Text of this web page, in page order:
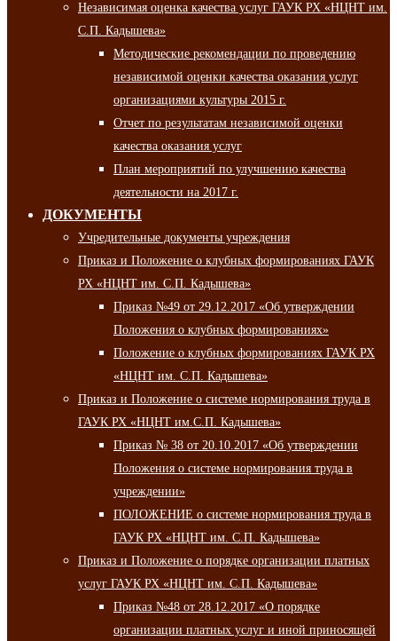
Независимая оценка качества услуг ГАУК РХ «НЦНТ им.
С.П. Кадышева»
Методические рекомендации по проведению
независимой оценки качества оказания услуг
организациями культуры 2015 г.
Отчет по результатам независимой оценки
качества оказания услуг
План мероприятий по улучшению качества
деятельности на 2017 г.
ДОКУМЕНТЫ
Учредительные документы учреждения
Приказ и Положение о клубных формированиях ГАУК
РХ «НЦНТ им. С.П. Кадышева»
Приказ №49 от 29.12.2017 «Об утверждении
Положения о клубных формированиях»
Положение о клубных формированиях ГАУК РХ
«НЦНТ им. С.П. Кадышева»
Приказ и Положение о системе нормирования труда в
ГАУК РХ «НЦНТ им.С.П. Кадышева»
Приказ № 38 от 20.10.2017 «Об утверждении
Положения о системе нормирования труда в
учреждении»
ПОЛОЖЕНИЕ о системе нормирования труда в
ГАУК РХ «НЦНТ им. С.П. Кадышева»
Приказ и Положение о порядке организации платных
услуг ГАУК РХ «НЦНТ им. С.П. Кадышева»
Приказ №48 от 28.12.2017 «О порядке
организации платных услуг и иной приносящей